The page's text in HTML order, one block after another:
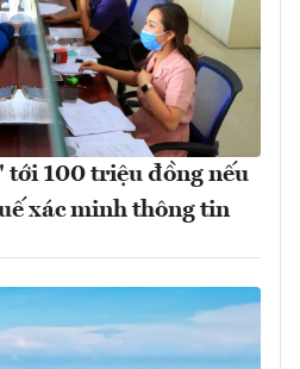
100 triệu đồng nếu
xác minh thông tin